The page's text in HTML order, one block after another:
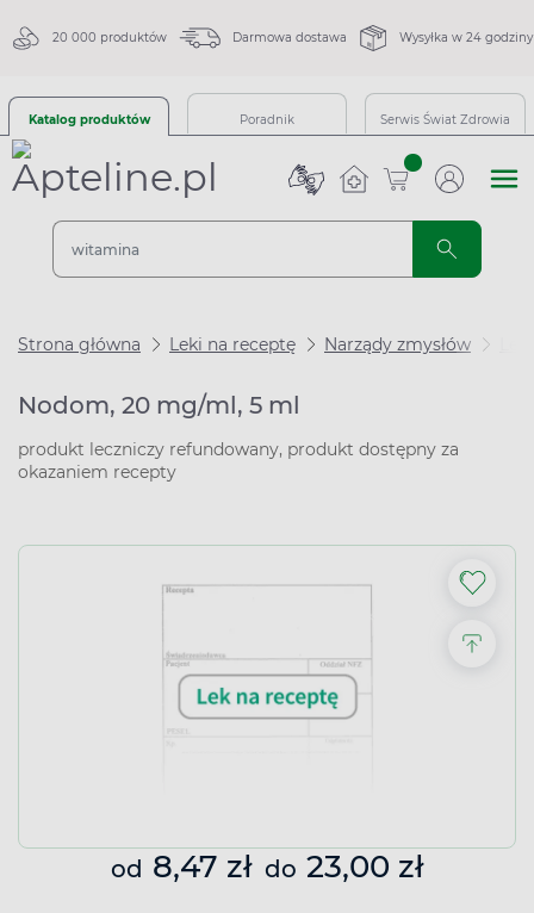
20 000 produktów Darmowa dostawa Wysyłka w 24 godziny
Katalog produktów Poradnik Serwis Świat Zdrowia
sztuk
Strona główna Leki na receptę Narządy zmysłów
Nodom, 20 mg/ml, 5 ml
produkt leczniczy refundowany, produkt dostępny za
okazaniem recepty
od 8,47 zł do 23,00 zł